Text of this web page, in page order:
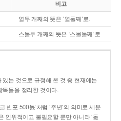
비고
열두 개째의 뜻은 ‘열둘째’로.
스물두 개째의 뜻은 ‘스물둘째’로.
는 것으로 규정해 온 것 중 현재에는
목들을 정리한 것이다.
반포 500돐’처럼 ‘주년’의 의미로 세분
인위적이고 불필요할 뿐만 아니라 ‘돐